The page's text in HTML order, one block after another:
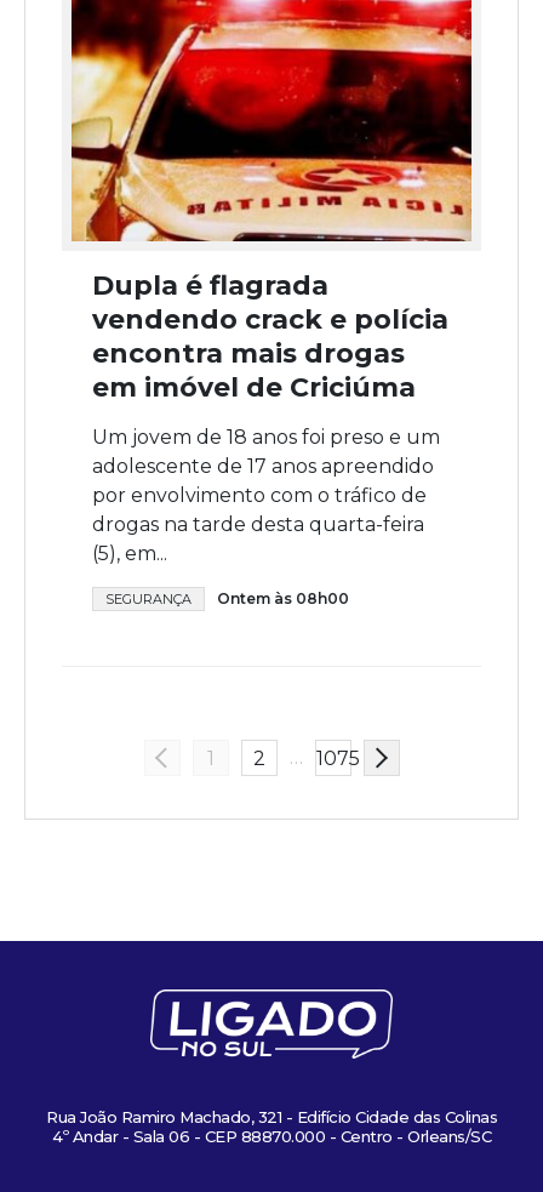
Dupla é flagrada
vendendo crack e polícia
encontra mais drogas
em imóvel de Criciúma
Um jovem de 18 anos foi preso e um
adolescente de 17 anos apreendido
por envolvimento com o tráfico de
drogas na tarde desta quarta-feira
(5), em...
SEGURANÇA Ontem às 08h00
1 2 … 1075
Rua João Ramiro Machado, 321 - Edifício Cidade das Colinas
4º Andar - Sala 06 - CEP 88870.000 - Centro - Orleans/SC